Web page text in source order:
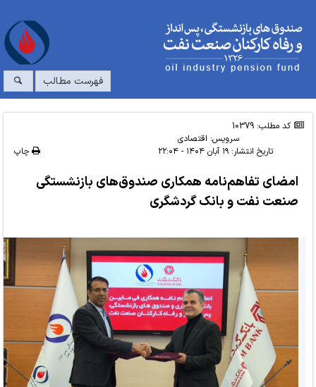
فهرست مطالب
کد مطلب: 10379
سرویس: اقتصادی
تاریخ انتشار:۱۹ آبان ۱۴۰۴ - ۲۲:۰۴ چاپ
امضای تفاهم‌نامه همکاری صندوق‌های بازنشستگی
صنعت نفت و بانک گردشگری